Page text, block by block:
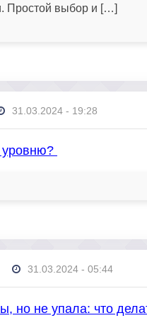
Простой выбор и […]
31.03.2024 - 19:28
уровню?
31.03.2024 - 05:44
но не упала: что